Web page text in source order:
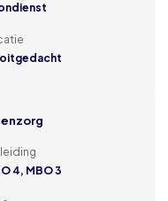
4, MBO 3